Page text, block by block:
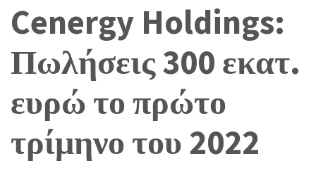
Cenergy Holdings:
Πωλήσεις 300 εκατ.
ευρώ το πρώτο
τρίμηνο του 2022